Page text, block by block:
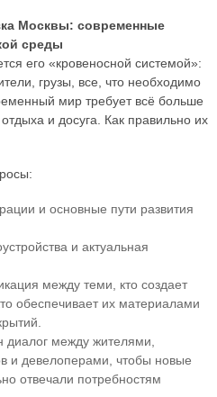
Москвы: современные
среды
его «кровеносной системой»:
грузы, все, что необходимо
мир требует всё больше
и досуга. Как правильно их
и основные пути развития
и актуальная
между теми, кто создает
обеспечивает их материалами
диалог между жителями,
и девелоперами, чтобы новые
отвечали потребностям